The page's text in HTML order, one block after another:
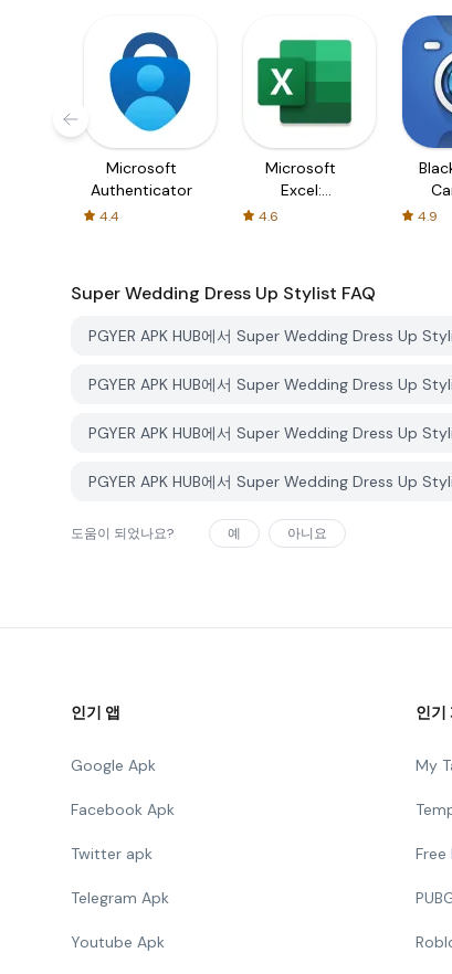
Microsoft
Authenticator
4.4
Microsoft
Excel:
Spreadsheets
4.6 4.9
Super Wedding Dress Up Stylist FAQ
PGYER APK HUB에서 Super Wedding Dress Up
PGYER APK HUB에서 Super Wedding Dress Up
PGYER APK HUB에서 Super Wedding Dress Up
PGYER APK HUB에서 Super Wedding Dress Up
도움이 되었나요? 예 아니요
인기 앱
Google Apk
Facebook Apk
Twitter apk
Telegram Apk
Youtube Apk
인기
My
Free